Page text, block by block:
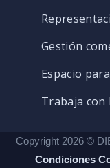
Gestión
Espacio
Trabaja
Copyright 2026 ©
Condiciones